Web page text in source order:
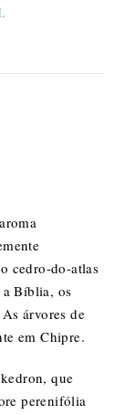
roma
cedro-do-atlas
a Bíblia, os
árvores de
em Chipre.
que
perenifólia